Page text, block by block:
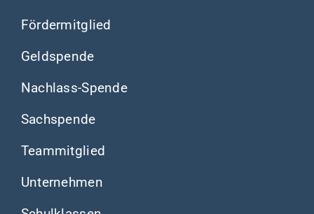
Fördermitglied
Geldspende
Nachlass-Spende
Sachspende
Teammitglied
Unternehmen